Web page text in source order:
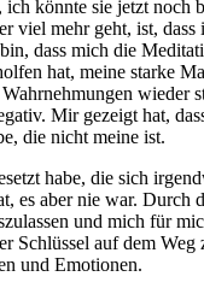
könnte sie jetzt noch
viel mehr geht, ist,
dass mich die
hat, meine starke
wieder
Mir gezeigt hat,
die nicht meine ist.
habe, die sich
es aber nie war. Durch
und mich für
Schlüssel auf dem Weg
und Emotionen.